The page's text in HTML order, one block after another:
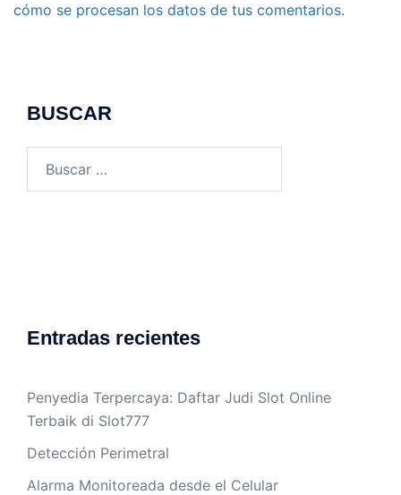
cómo se procesan los datos de tus comentarios.
BUSCAR
Entradas recientes
Penyedia Terpercaya: Daftar Judi Slot Online
Terbaik di Slot777
Detección Perimetral
Alarma Monitoreada desde el Celular